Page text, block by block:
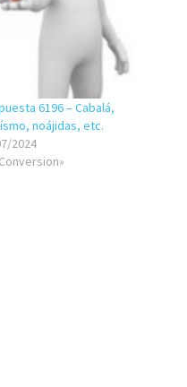
6196 – Cabalá,
noájidas, etc.
2024